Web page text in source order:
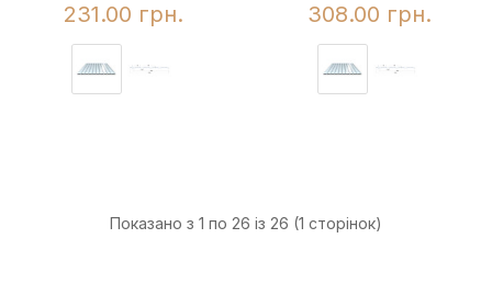
231.00 грн. 308.00 грн.
Показано з 1 по 26 із 26 (1 сторінок)